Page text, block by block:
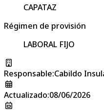
CAPATAZ
Régimen de provisión
LABORAL FIJO
Responsable:Cabildo
Actualizado:08/06/2026